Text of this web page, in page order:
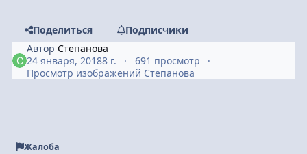
Поделиться
Подписчики
АвторСтепанова
24 января, 20188 г.
691 просмотр
Просмотр изображений Степанова
Жалоба